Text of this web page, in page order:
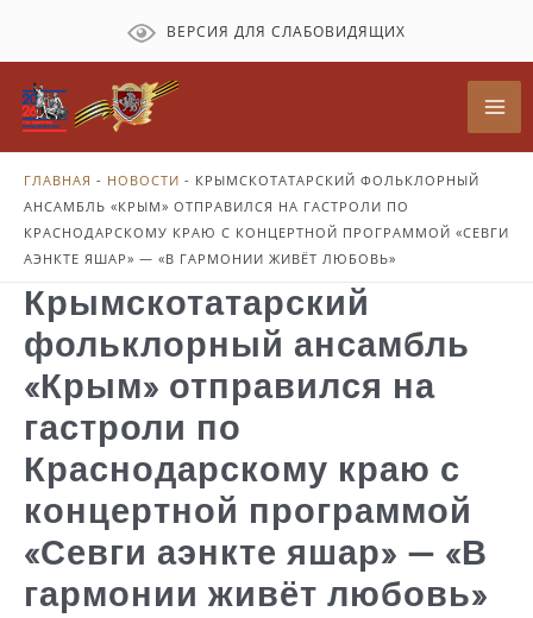
содержимому
ВЕРСИЯ ДЛЯ СЛАБОВИДЯЩИХ
ГЛАВНАЯ - НОВОСТИ - КРЫМСКОТАТАРСКИЙ ФОЛЬКЛОРНЫЙ
АНСАМБЛЬ «КРЫМ» ОТПРАВИЛСЯ НА ГАСТРОЛИ ПО
КРАСНОДАРСКОМУ КРАЮ С КОНЦЕРТНОЙ ПРОГРАММОЙ «СЕВГИ
АЭНКТЕ ЯШАР» — «В ГАРМОНИИ ЖИВЁТ ЛЮБОВЬ»
Крымскотатарский
фольклорный ансамбль
«Крым» отправился на
гастроли по
Краснодарскому краю с
концертной программой
«Севги аэнкте яшар» — «В
гармонии живёт любовь»